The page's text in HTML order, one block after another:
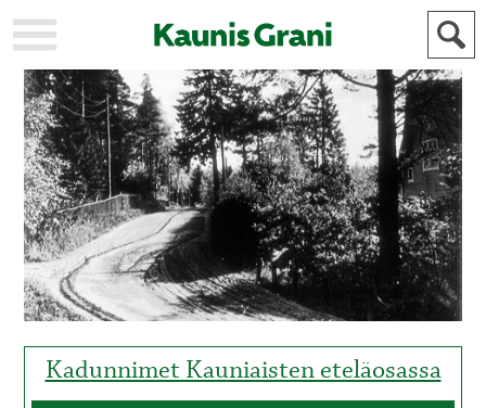
KAUPUNKI
STADEN
AJANKOHTAISTA
AKTUELLT
URHEILU
IDROTT
KULTTUURI
KULTUR
HISTORIA
HISTORIA
YLEINEN
ALLMÄN
MAINOSTAJILLE
FÖR
ANNONSÖRER
Kadunnimet Kauniaisten eteläosassa